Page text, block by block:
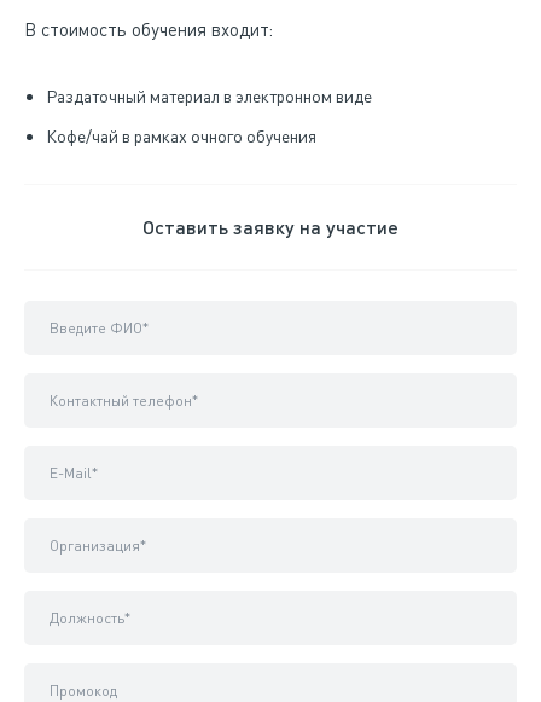
Оставить заявку на участие
В стоимость обучения входит:
Раздаточный материал в электронном виде
Кофе/чай в рамках очного обучения